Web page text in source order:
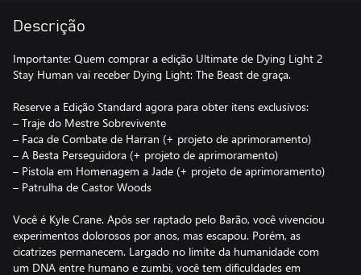
Descrição
Importante: Quem comprar a edição Ultimate de Dying Light 2
Stay Human vai receber Dying Light: The Beast de graça.
Reserve a Edição Standard agora para obter itens exclusivos:
– Traje do Mestre Sobrevivente
– Faca de Combate de Harran (+ projeto de aprimoramento)
– A Besta Perseguidora (+ projeto de aprimoramento)
– Pistola em Homenagem a Jade (+ projeto de aprimoramento)
– Patrulha de Castor Woods
Você é Kyle Crane. Após ser raptado pelo Barão, você vivenciou
experimentos dolorosos por anos, mas escapou. Porém, as
cicatrizes permanecem. Largado no limite da humanidade com
um DNA entre humano e zumbi, você tem dificuldades em